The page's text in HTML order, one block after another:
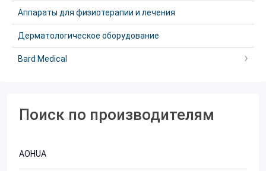
Аппараты для физиотерапии и лечения
Дерматологическое оборудование
Bard Medical
Поиск по производителям
AOHUA